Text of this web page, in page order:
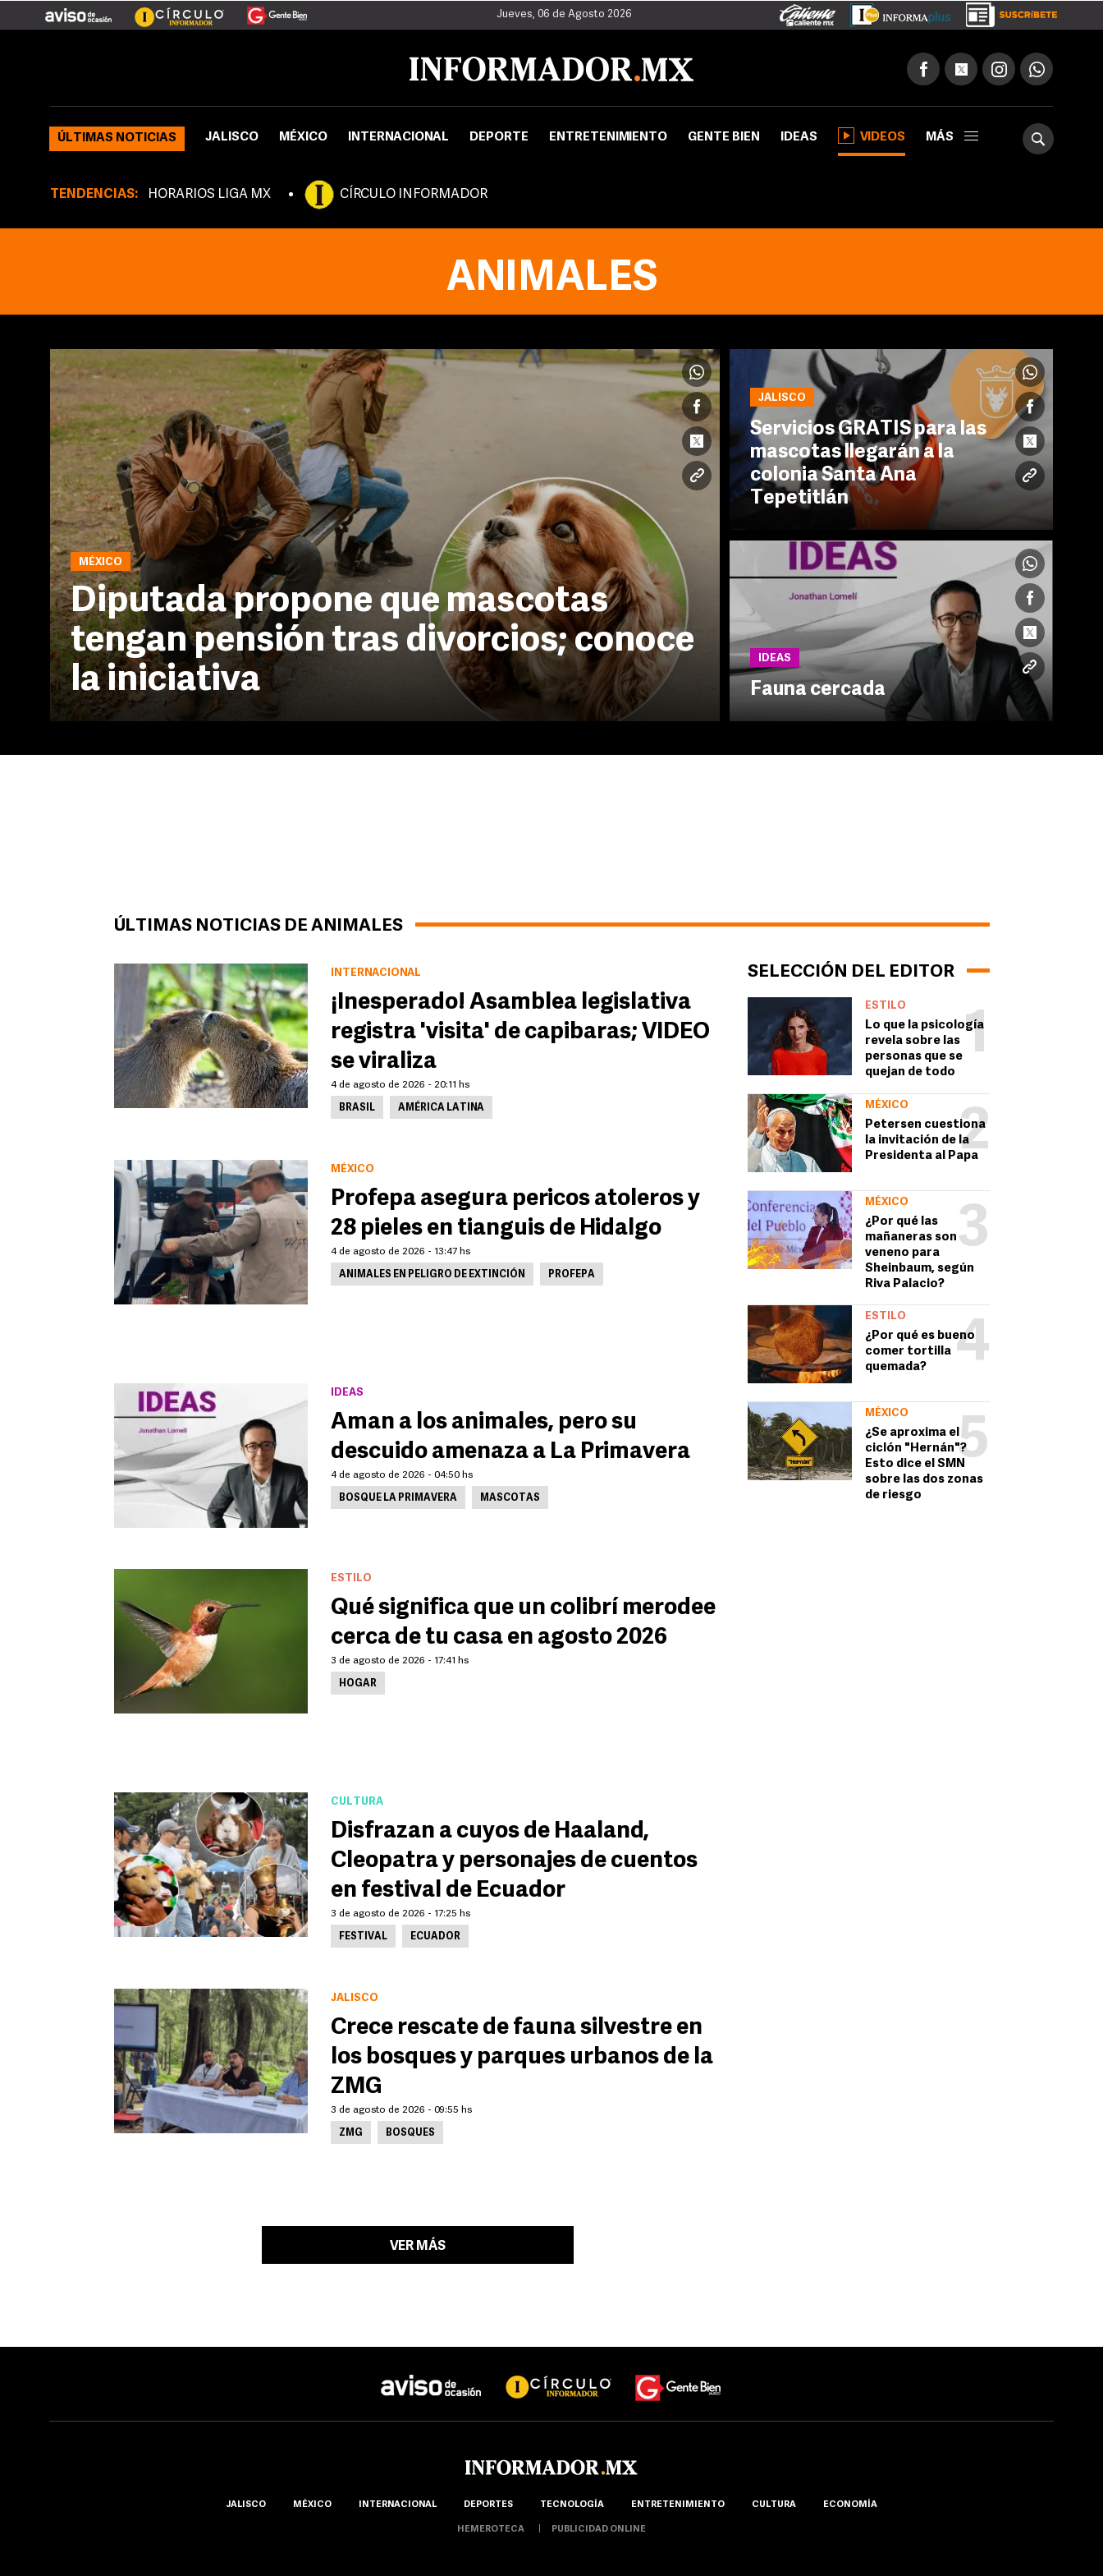
Jueves, 06 de Agosto 2026
ÚLTIMAS NOTICIAS JALISCO MÉXICO INTERNACIONAL DEPORTE ENTRETENIMIENTO GENTE BIEN IDEAS VIDEOS MÁS
TENDENCIAS: HORARIOS LIGA MX CÍRCULO INFORMADOR
ANIMALES
MÉXICO
Diputada propone que mascotas
tengan pensión tras divorcios; conoce
la iniciativa
JALISCO
Servicios GRATIS para las
mascotas llegarán a la
colonia Santa Ana
Tepetitlán
IDEAS
Fauna cercada
ÚLTIMAS NOTICIAS DE ANIMALES
SELECCIÓN DEL EDITOR
1
ESTILO
Lo que la psicología
revela sobre las
personas que se
quejan de todo
2
MÉXICO
Petersen cuestiona
la invitación de la
Presidenta al Papa
3
MÉXICO
¿Por qué las
mañaneras son
veneno para
Sheinbaum, según
Riva Palacio?
4
ESTILO
¿Por qué es bueno
comer tortilla
quemada?
5
MÉXICO
¿Se aproxima el
ciclón "Hernán"?
Esto dice el SMN
sobre las dos zonas
de riesgo
INTERNACIONAL
¡Inesperado! Asamblea legislativa
registra 'visita' de capibaras; VIDEO
se viraliza
4 de agosto de 2026 - 20:11 hs
BRASIL AMÉRICA LATINA
MÉXICO
Profepa asegura pericos atoleros y
28 pieles en tianguis de Hidalgo
4 de agosto de 2026 - 13:47 hs
ANIMALES EN PELIGRO DE EXTINCIÓN PROFEPA
IDEAS
Aman a los animales, pero su
descuido amenaza a La Primavera
4 de agosto de 2026 - 04:50 hs
BOSQUE LA PRIMAVERA MASCOTAS
ESTILO
Qué significa que un colibrí merodee
cerca de tu casa en agosto 2026
3 de agosto de 2026 - 17:41 hs
HOGAR
CULTURA
Disfrazan a cuyos de Haaland,
Cleopatra y personajes de cuentos
en festival de Ecuador
3 de agosto de 2026 - 17:25 hs
FESTIVAL ECUADOR
JALISCO
Crece rescate de fauna silvestre en
los bosques y parques urbanos de la
ZMG
3 de agosto de 2026 - 09:55 hs
ZMG BOSQUES
VER MÁS
JALISCO MÉXICO INTERNACIONAL DEPORTES TECNOLOGÍA ENTRETENIMIENTO CULTURA ECONOMÍA
HEMEROTECA PUBLICIDAD ONLINE